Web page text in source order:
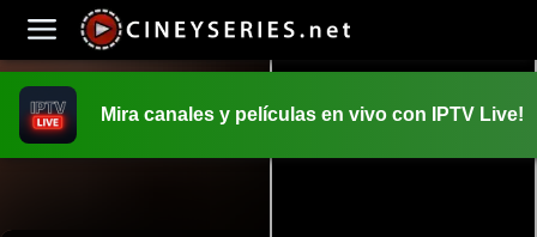
Mira canales y películas en vivo con IPTV Live!